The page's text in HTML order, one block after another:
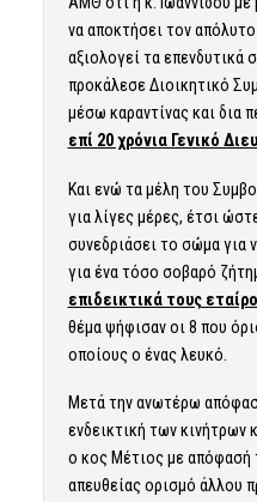
να αποκτήσει τον
αξιολογεί τα επενδυτικά
προκάλεσε Διοικητικό
μέσω καραντίνας και δια
επί 20 χρόνια Γενικό
Και ενώ τα μέλη του
για λίγες μέρες, έτσι
συνεδριάσει το σώμα για
για ένα τόσο σοβαρό
επιδεικτικά τους
θέμα ψήφισαν οι 8 που
οποίους ο ένας λευκό.
Μετά την ανωτέρω
ενδεικτική των κινήτρων
ο κος Μέτιος με
απευθείας ορισμό άλλου